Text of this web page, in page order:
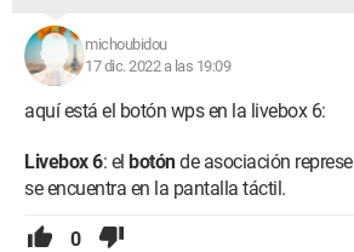
michoubidou
17 dic. 2022 a las 19:09
aquí está el botón wps en la livebox 6:
Livebox 6: el botónde asociación
se encuentra en la pantalla táctil.
0